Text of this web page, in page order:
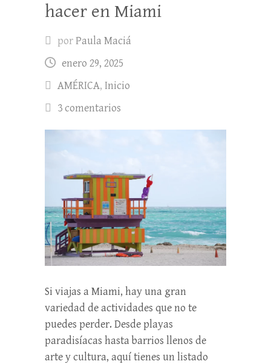
hacer en Miami
porPaula Maciá
enero 29, 2025
AMÉRICA, Inicio
3 comentarios
Si viajas a Miami, hay una gran
variedad de actividades que no te
puedes perder. Desde playas
paradisíacas hasta barrios llenos de
arte y cultura, aquí tienes un listado